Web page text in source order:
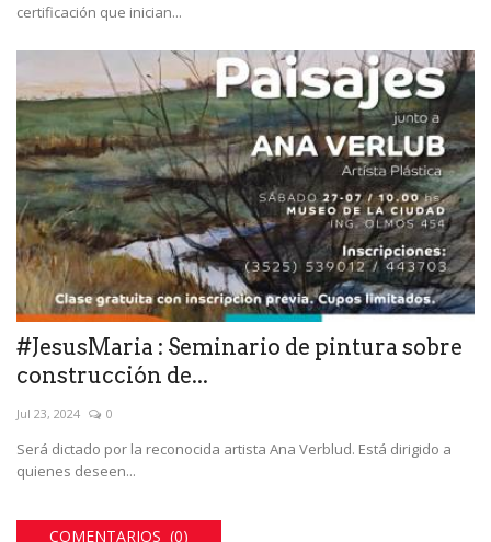
certificación que inician...
#JesusMaria : Seminario de pintura sobre
construcción de...
Jul 23, 2024 0
Será dictado por la reconocida artista Ana Verblud. Está dirigido a
quienes deseen...
COMENTARIOS (0)